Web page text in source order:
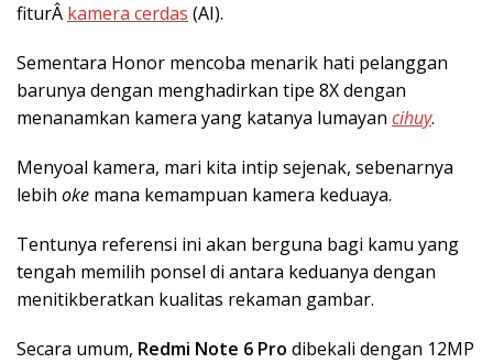
fiturÂ kamera cerdas (AI).
Sementara Honor mencoba menarik hati pelanggan
barunya dengan menghadirkan tipe 8X dengan
menanamkan kamera yang katanya lumayan cihuy.
Menyoal kamera, mari kita intip sejenak, sebenarnya
lebih oke mana kemampuan kamera keduaya.
Tentunya referensi ini akan berguna bagi kamu yang
tengah memilih ponsel di antara keduanya dengan
menitikberatkan kualitas rekaman gambar.
Secara umum, Redmi Note 6 Pro dibekali dengan 12MP